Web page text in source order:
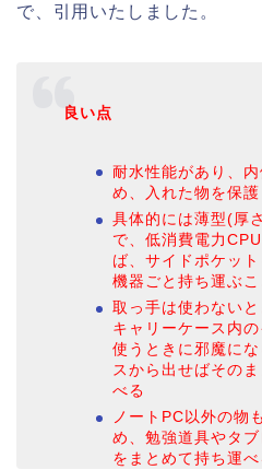
で、引用いたしました。
良い点
耐水性能があり、
め、入れた物を保
具体的には薄型(厚
で、低消費電力
ば、サイドポケッ
機器ごと持ち運ぶ
取っ手は使わないと
キャリーケース内
使うときに邪魔に
スから出せばその
べる
ノートPC以外の物
め、勉強道具やタ
をまとめて持ち運べ